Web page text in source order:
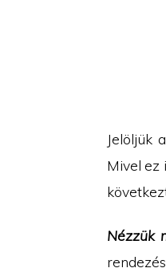
Jelöljük a
Mivel ez
Nézzük